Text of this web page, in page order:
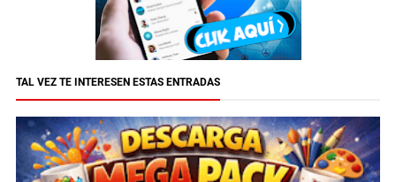
TAL VEZ TE INTERESEN ESTAS ENTRADAS